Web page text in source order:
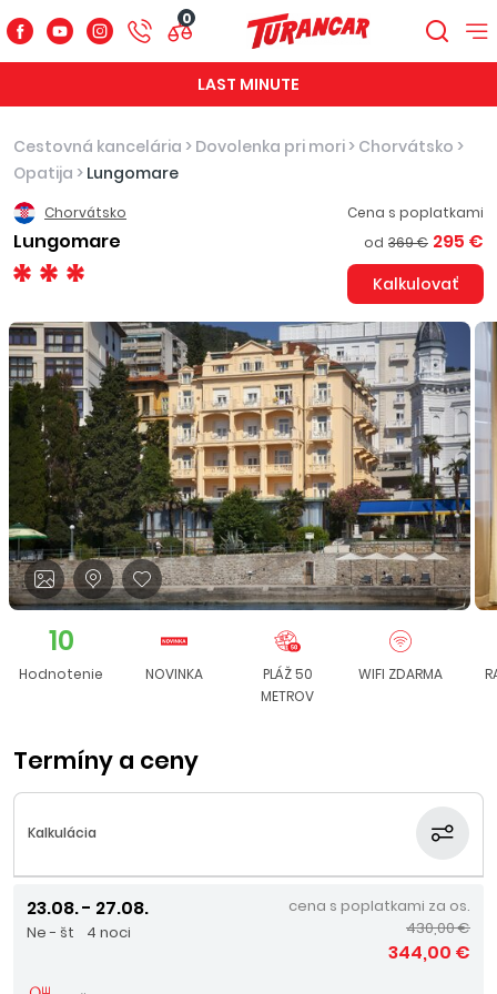
0
LAST MINUTE
Cestovná kancelária > Dovolenka pri mori > Chorvátsko >
Opatija > Lungomare
Chorvátsko
Lungomare
Cena s poplatkami
od 369 € 295 €
Kalkulovať
10
Hodnotenie NOVINKA
PLÁŽ 50
METROV
WIFI ZDARMA
Termíny a ceny
Kalkulácia
23.08. - 27.08.
Ne - št 4 noci
cena s poplatkami za os.
430,00 €
344,00 €